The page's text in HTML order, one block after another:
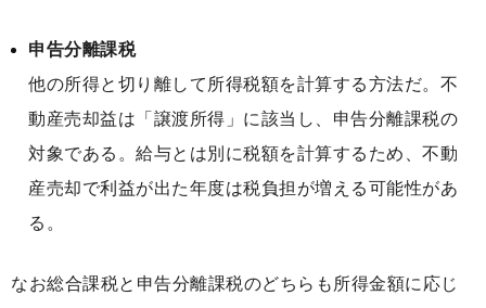
申告分離課税
他の所得と切り離して所得税額を計算する方法だ。不
動産売却益は「譲渡所得」に該当し、申告分離課税の
対象である。給与とは別に税額を計算するため、不動
産売却で利益が出た年度は税負担が増える可能性があ
る。
なお総合課税と申告分離課税のどちらも所得金額に応じ